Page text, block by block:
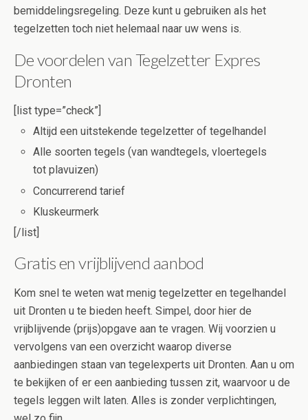
bemiddelingsregeling. Deze kunt u gebruiken als het
tegelzetten toch niet helemaal naar uw wens is.
De voordelen van Tegelzetter Expres
Dronten
[list type=”check”]
Altijd een uitstekende tegelzetter of tegelhandel
Alle soorten tegels (van wandtegels, vloertegels
tot plavuizen)
Concurrerend tarief
Kluskeurmerk
[/list]
Gratis en vrijblijvend aanbod
Kom snel te weten wat menig tegelzetter en tegelhandel
uit Dronten u te bieden heeft. Simpel, door hier de
vrijblijvende (prijs)opgave aan te vragen. Wij voorzien u
vervolgens van een overzicht waarop diverse
aanbiedingen staan van tegelexperts uit Dronten. Aan u om
te bekijken of er een aanbieding tussen zit, waarvoor u de
tegels leggen wilt laten. Alles is zonder verplichtingen,